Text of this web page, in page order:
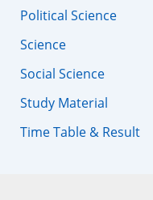
Political Science
Science
Social Science
Study Material
Time Table & Result